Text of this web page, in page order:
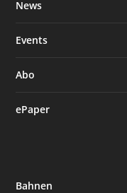
News
Events
Abo
ePaper
Bahnen